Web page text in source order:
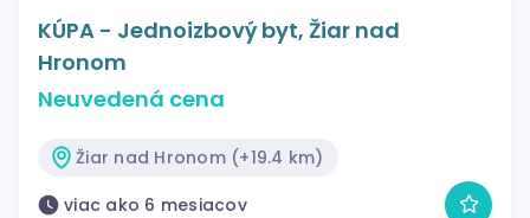
KÚPA - Jednoizbový byt, Žiar nad
Hronom
Neuvedená cena
Žiar nad Hronom (+19.4 km)
viac ako 6 mesiacov